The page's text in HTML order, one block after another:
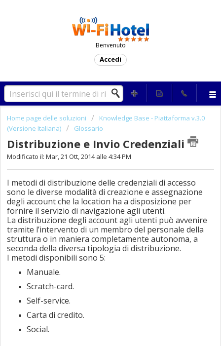
Benvenuto
Accedi
Home page delle soluzioni
Knowledge Base - Piattaforma v.3.0
(Versione Italiana)
Glossario
Distribuzione e Invio Credenziali
Modificato il: Mar, 21 Ott, 2014 alle 4:34 PM
I metodi di distribuzione delle credenziali di accesso
sono le diverse modalità di creazione e assegnazione
degli account che la location ha a disposizione per
fornire il servizio di navigazione agli utenti.
La distribuzione degli account agli utenti può avvenire
tramite l’intervento di un membro del personale della
struttura o in maniera completamente autonoma, a
seconda della diversa tipologia di distribuzione.
I metodi disponibili sono 5:
Manuale.
Scratch-card.
Self-service.
Carta di credito.
Social.